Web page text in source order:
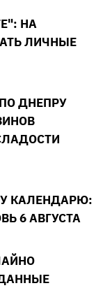
НА
ЛИЧНЫЕ
ДНЕПРУ
КАЛЕНДАРЮ:
6 АВГУСТА